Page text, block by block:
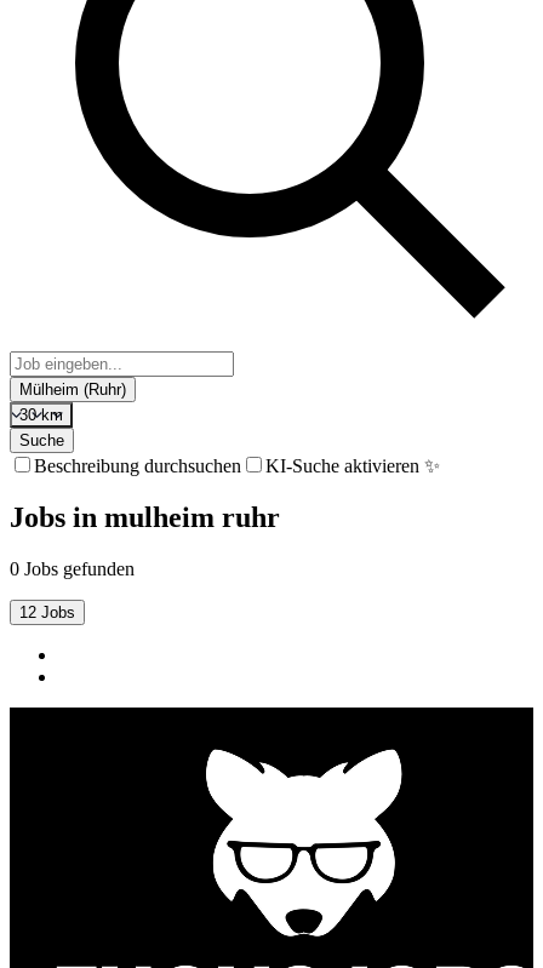
Mülheim (Ruhr)
30 km
Suche
Beschreibung durchsuchen KI-Suche aktivieren ✨
Jobs in mulheim ruhr
0 Jobs gefunden
12 Jobs